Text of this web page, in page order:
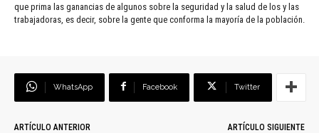
que prima las ganancias de algunos sobre la seguridad y la salud de los y las
trabajadoras, es decir, sobre la gente que conforma la mayoría de la población.
WhatsApp Facebook Twitter
ARTÍCULO ANTERIOR
ARTÍCULO SIGUIENTE